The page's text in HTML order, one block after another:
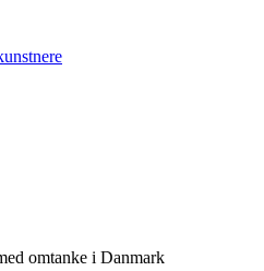
omtanke i Danmark